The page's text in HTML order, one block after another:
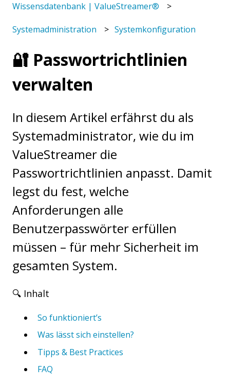
Wissensdatenbank | ValueStreamer®
Systemadministration Systemkonfiguration
🔐 Passwortrichtlinien
verwalten
In diesem Artikel erfährst du als
Systemadministrator, wie du im
ValueStreamer die
Passwortrichtlinien anpasst. Damit
legst du fest, welche
Anforderungen alle
Benutzerpasswörter erfüllen
müssen – für mehr Sicherheit im
gesamten System.
🔍 Inhalt
So funktioniert’s
Was lässt sich einstellen?
Tipps & Best Practices
FAQ